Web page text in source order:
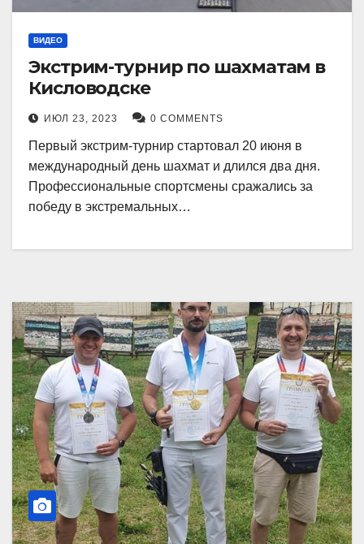
ВИДЕО
Экстрим-турнир по шахматам в
Кисловодске
ИЮЛ 23, 2023 0 COMMENTS
Первый экстрим-турнир стартовал 20 июня в
международный день шахмат и длился два дня.
Профессиональные спортсмены сражались за
победу в экстремальных…